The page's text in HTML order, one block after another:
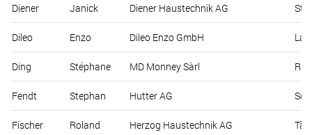
Diener Janick Diener Haustechnik AG St.
Dileo Enzo Dileo Enzo GmbH
Ding Stéphane MD Monney Sàrl
Fendt Stephan Hutter AG
Fischer Roland Herzog Haustechnik AG